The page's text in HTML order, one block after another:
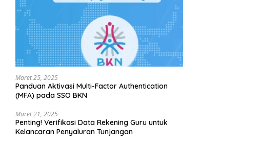
Maret 25, 2025
Panduan Aktivasi Multi-Factor Authentication
(MFA) pada SSO BKN
Maret 21, 2025
Penting! Verifikasi Data Rekening Guru untuk
Kelancaran Penyaluran Tunjangan